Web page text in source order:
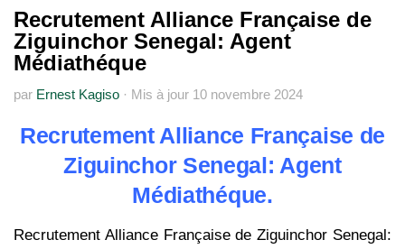
Recrutement Alliance Française de
Ziguinchor Senegal: Agent
Médiathéque
par Ernest Kagiso · Mis à jour 10 novembre 2024
Recrutement Alliance Française de
Ziguinchor Senegal: Agent
Médiathéque.
Recrutement Alliance Française de Ziguinchor Senegal: